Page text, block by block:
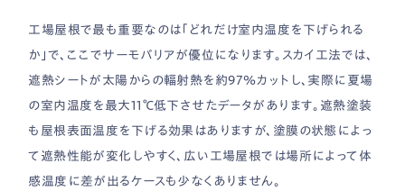
工場屋根で最も重要なのは「どれだけ室内温度を下げられる
か」で、ここでサーモバリアが優位になります。スカイ工法では、
遮熱シートが太陽からの輻射熱を約97％カットし、実際に夏場
の室内温度を最大11℃低下させたデータがあります。遮熱塗装
も屋根表面温度を下げる効果はありますが、塗膜の状態によっ
て遮熱性能が変化しやすく、広い工場屋根では場所によって体
感温度に差が出るケースも少なくありません。